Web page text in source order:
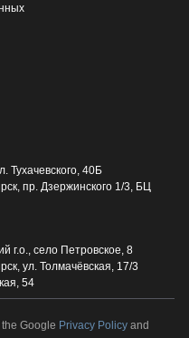
Тухачевского, 40Б
пр. Дзержинского 1/3, БЦ
г.о., село Петровское, 8
ул. Толмачёвская, 17/3
54
Google Privacy Policy and